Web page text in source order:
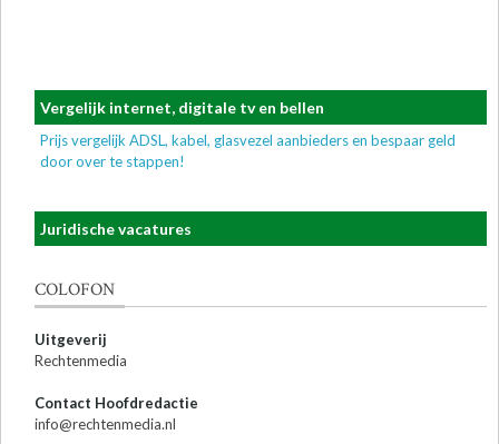
Vergelijk internet, digitale tv en bellen
Prijs vergelijk ADSL, kabel, glasvezel aanbieders en bespaar geld
door over te stappen!
Juridische vacatures
COLOFON
Uitgeverij
Rechtenmedia
Contact Hoofdredactie
info@rechtenmedia.nl